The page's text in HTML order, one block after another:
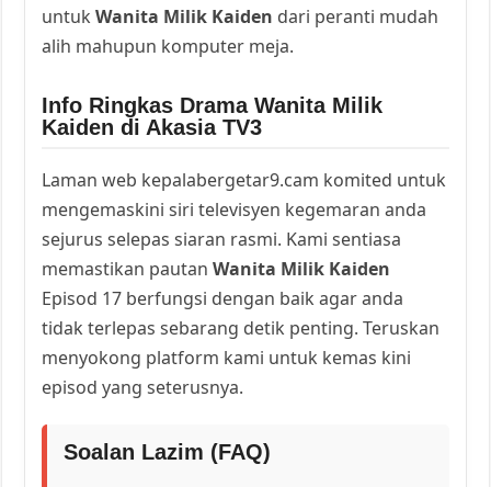
untukWanita Milik Kaiden dari peranti mudah
alih mahupun komputer meja.
Info Ringkas Drama Wanita Milik
Kaiden di Akasia TV3
Laman web kepalabergetar9.cam komited untuk
mengemaskini siri televisyen kegemaran anda
sejurus selepas siaran rasmi. Kami sentiasa
memastikan pautanWanita Milik Kaiden
Episod 17 berfungsi dengan baik agar anda
tidak terlepas sebarang detik penting. Teruskan
menyokong platform kami untuk kemas kini
episod yang seterusnya.
Soalan Lazim (FAQ)